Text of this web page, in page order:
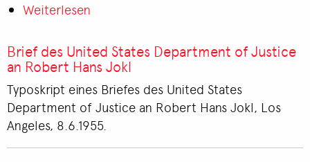
Justice
Weiterlesen
von
Robert
Hans
Jokl
an
das
United
Brief des United States Department of Justice
an Robert Hans Jokl
Typoskript eines Briefes des United States
Department of Justice an Robert Hans Jokl, Los
Angeles, 8.6.1955.